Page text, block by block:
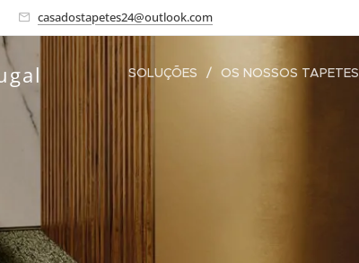
casadostapetes24@outlook.com
SOLUÇÕES OS NOSSOS TAPETES